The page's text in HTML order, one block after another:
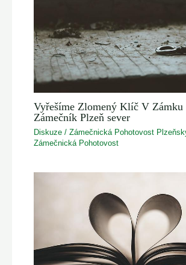
Vyřešíme Zlomený Klíč V Zámku
Zámečník Plzeň sever
Diskuze /Zámečnická Pohotovost
Zámečnická Pohotovost